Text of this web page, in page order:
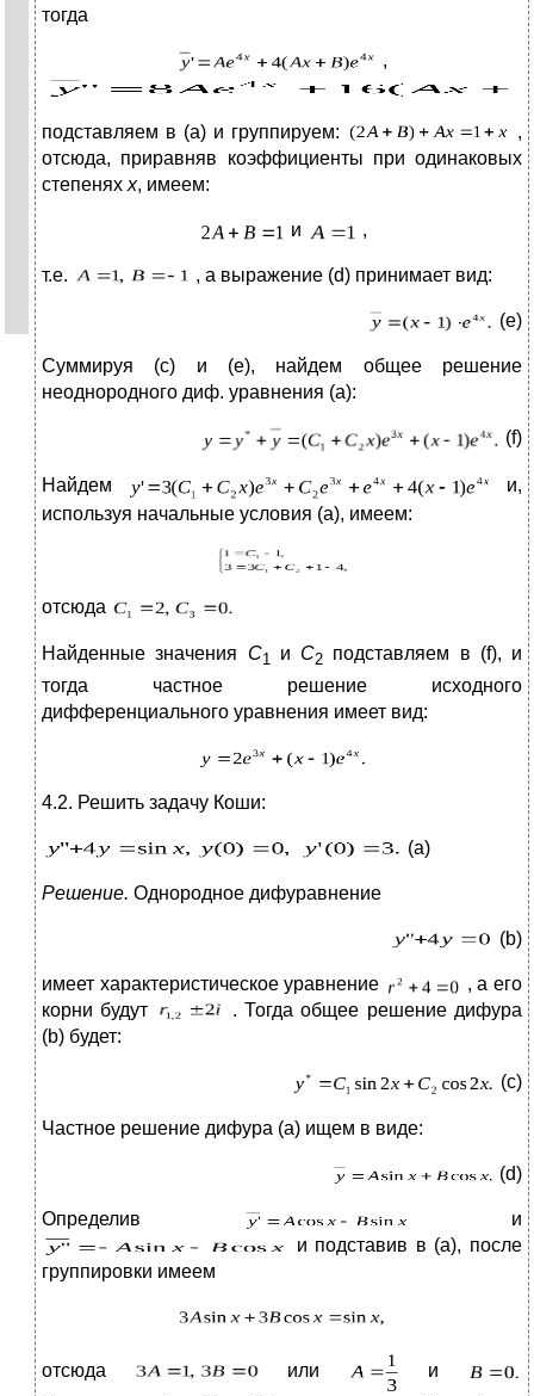
тогда
,
подставляем в (а) и группируем:
,
отсюда, приравняв коэффициенты при одинаковых
степенях х, имеем:
и ,
т.е. , а выражение (d) принимает вид:
(е)
Суммируя (с) и (е), найдем общее решение
неоднородного диф. уравнения (а):
(f)
Найдем
и,
используя начальные условия (а), имеем:
отсюда
Найденные значения С1 и С2 подставляем в (f), и
тогда частное решение исходного
дифференциального уравнения имеет вид:
4.2. Решить задачу Коши:
(а)
Решение. Однородное дифуравнение
(b)
имеет характеристическое уравнение
, а его
корни будут
. Тогда общее решение дифура
(b) будет:
(с)
Частное решение дифура (а) ищем в виде:
(d)
Определив
и
и подставив в (а), после
группировки имеем
отсюда или
и